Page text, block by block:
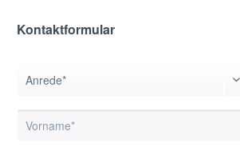
Kontaktformular